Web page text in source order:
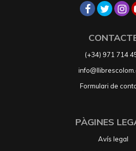
(+34) 971 714
Formulari de
PÀGINES
Avís legal